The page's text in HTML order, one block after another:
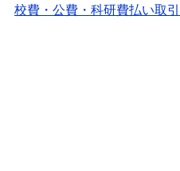
校費・公費・科研費払い取